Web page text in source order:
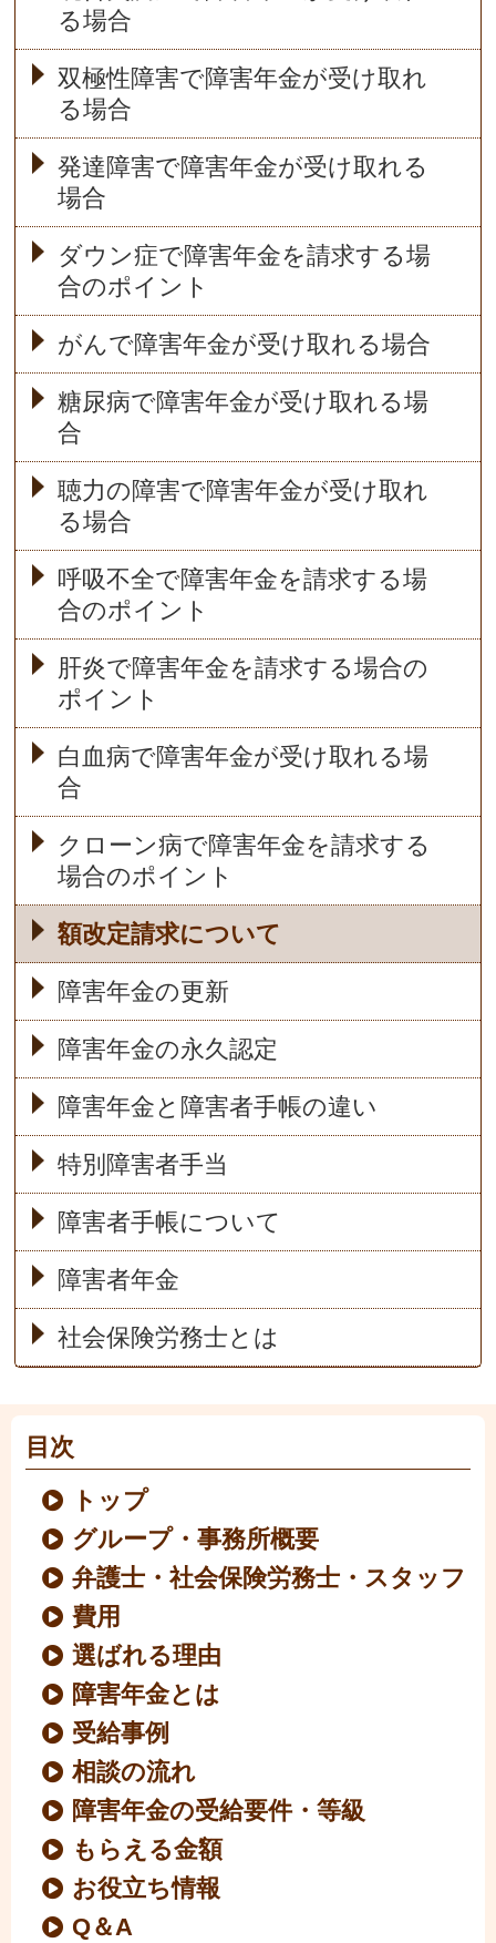
る場合
双極性障害で障害年金が受け取れ
る場合
発達障害で障害年金が受け取れる
場合
ダウン症で障害年金を請求する場
合のポイント
がんで障害年金が受け取れる場合
糖尿病で障害年金が受け取れる場
合
聴力の障害で障害年金が受け取れ
る場合
呼吸不全で障害年金を請求する場
合のポイント
肝炎で障害年金を請求する場合の
ポイント
白血病で障害年金が受け取れる場
合
クローン病で障害年金を請求する
場合のポイント
額改定請求について
障害年金の更新
障害年金の永久認定
障害年金と障害者手帳の違い
特別障害者手当
障害者手帳について
障害者年金
社会保険労務士とは
目次
トップ
グループ・事務所概要
弁護士・社会保険労務士・スタッフ
費用
選ばれる理由
障害年金とは
受給事例
相談の流れ
障害年金の受給要件・等級
もらえる金額
お役立ち情報
Q＆A